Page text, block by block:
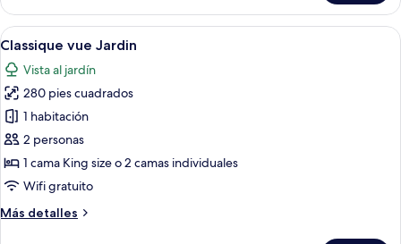
individuales,
vista
parcial
al
mar
clásica
con
1
matrimonial
o
individuales,
vista
parcial
al
mar
Abrir
todas
las
fotos
de
Classique
vue
Jardin
Una habitación de hotel con cama,
10
Classique vue Jardin
Vista al jardín
280 pies cuadrados
1 habitación
2 personas
1 cama King size o 2 camas individuales
Wifi gratuito
Más detalles
Más